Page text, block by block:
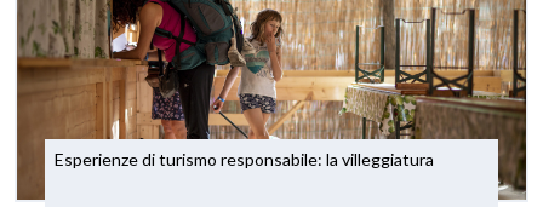
Esperienze di turismo responsabile: la villeggiatura